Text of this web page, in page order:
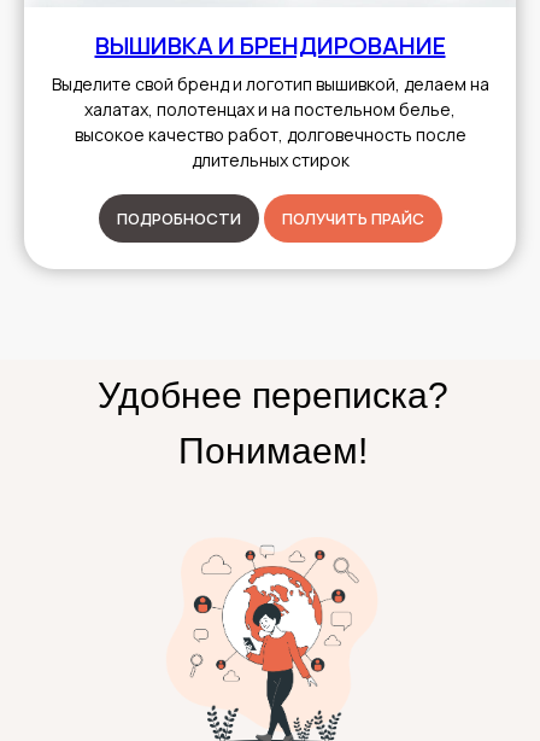
ВЫШИВКА И БРЕНДИРОВАНИЕ
Выделите свой бренд и логотип вышивкой, делаем на
халатах, полотенцах и на постельном белье,
высокое качество работ, долговечность после
длительных стирок
ПОДРОБНОСТИ ПОЛУЧИТЬ ПРАЙС
Удобнее переписка?
Понимаем!